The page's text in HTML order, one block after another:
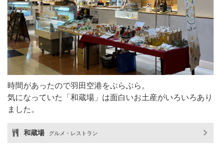
時間があったので羽田空港をぶらぶら。
気になっていた「和蔵場」は面白いお土産がいろいろあり
ました。
和蔵場 グルメ・レストラン